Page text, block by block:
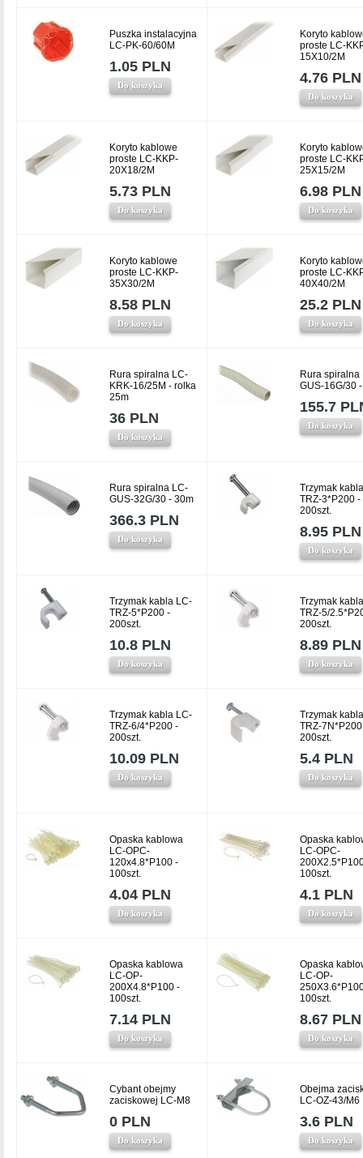
Puszka instalacyjna
LC-PK-60/60M
1.05 PLN
Do koszyka
Koryto
proste LC-
15X10/2M
4.76 PLN
Do koszyka
Koryto kablowe
proste LC-KKP-
20X18/2M
5.73 PLN
Do koszyka
Koryto
proste LC-
25X15/2M
6.98 PLN
Do koszyka
Koryto kablowe
proste LC-KKP-
35X30/2M
8.58 PLN
Do koszyka
Koryto
proste LC-
40X40/2M
25.2 PLN
Do koszyka
Rura spiralna LC-
KRK-16/25M - rolka
25m
36 PLN
Do koszyka
Rura spiralna
GUS-16G/30
155.7
Do koszyka
Rura spiralna LC-
GUS-32G/30 - 30m
366.3 PLN
Do koszyka
Trzymak
TRZ-3*P200 -
200szt.
8.95 PLN
Do koszyka
Trzymak kabla LC-
TRZ-5*P200 -
200szt.
10.8 PLN
Do koszyka
Trzymak
TRZ-5/
200szt.
8.89 PLN
Do koszyka
Trzymak kabla LC-
TRZ-6/4*P200 -
200szt.
10.09 PLN
Do koszyka
Trzymak
TRZ-
200szt.
5.4 PLN
Do koszyka
Opaska kablowa
LC-OPC-
120x4.8*P100 -
100szt.
4.04 PLN
Do koszyka
Opaska
LC-OPC-
100szt.
4.1 PLN
Do koszyka
Opaska kablowa
LC-OP-
200X4.8*P100 -
100szt.
7.14 PLN
Do koszyka
Opaska
LC-OP-
100szt.
8.67 PLN
Do koszyka
Cybant obejmy
zaciskowej LC-M8
0 PLN
Do koszyka
Obejma
LC-OZ-43/M6
3.6 PLN
Do koszyka